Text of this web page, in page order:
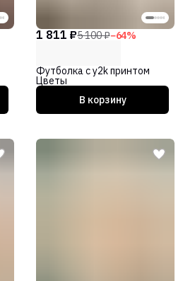
1 811 ₽5 100 ₽−64%
Футболка с y2k принтом
Цветы
В корзину